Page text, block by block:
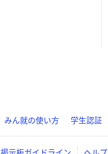
みん就の使い方 学生認証